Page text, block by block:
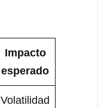
Impacto
esperado
Volatilidad